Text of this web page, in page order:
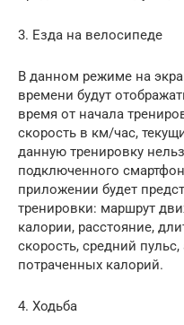
3. Езда на велосипеде
В данном режиме на
времени будут
время от начала
скорость в км/час,
данную тренировку
подключенного
приложении будет
тренировки: маршрут
калории, расстояние,
скорость, средний
потраченных калорий.
4. Ходьба